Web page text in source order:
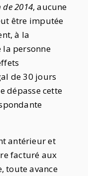
2014, aucune
être imputée
à la
la personne
de 30 jours
dépasse cette
antérieur et
facturé aux
toute avance